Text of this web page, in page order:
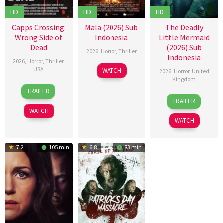
HD
Capps Crossing:
Wrong Side of
Dead
2026, Horror, Thriller,
USA
18
Jul
2026
Mike
Stahl
TRAILER
WATCH
HD
Mala (2026) Sub
Indonesia
2026, Horror, Thriller
10
Jul
Trishul
Thejasvi
WATCH
HD
The Deadly
Little Mermaid
(2026) Sub
Indonesia
2026, Horror, United
Kingdom
6
Mar
2026
Cameron
Uzoka
TRAILER
WATCH
7.2 105 min 6.8 83 min